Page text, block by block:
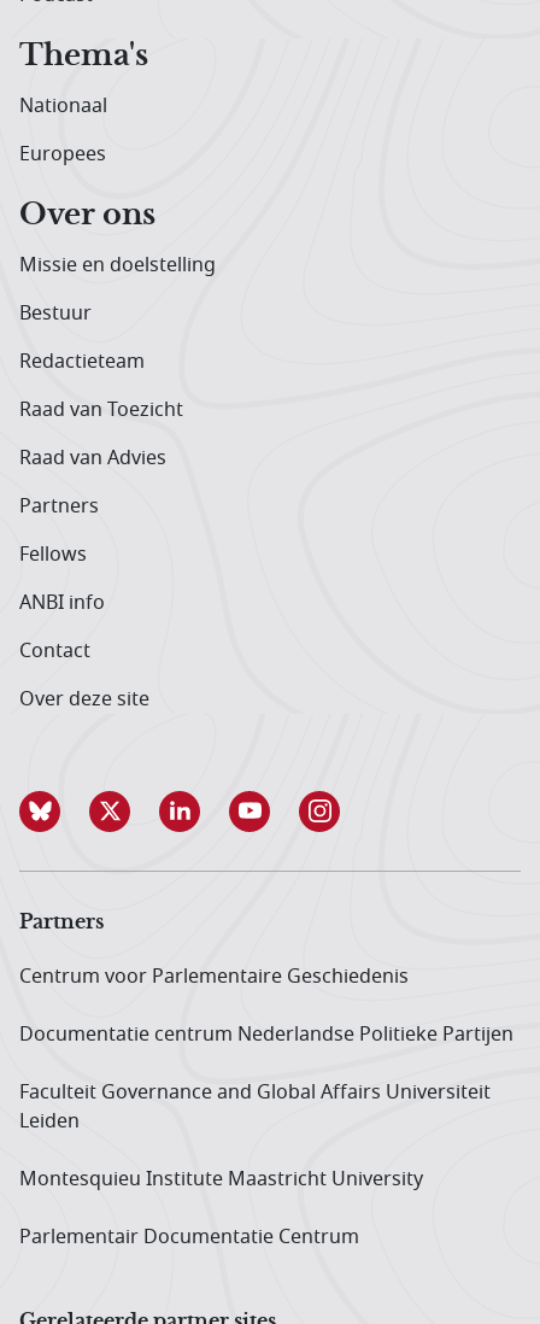
Thema's
Nationaal
Europees
Over ons
Missie en doelstelling
Bestuur
Redactieteam
Raad van Toezicht
Raad van Advies
Partners
Fellows
ANBI info
Contact
Over deze site
Partners
Centrum voor Parlementaire Geschiedenis
Documentatie centrum Neder­landse Politieke Partijen
Faculteit Governance and Global Affairs Universiteit
Leiden
Montesquieu Institute Maastricht University
Parlementair Documentatie Centrum